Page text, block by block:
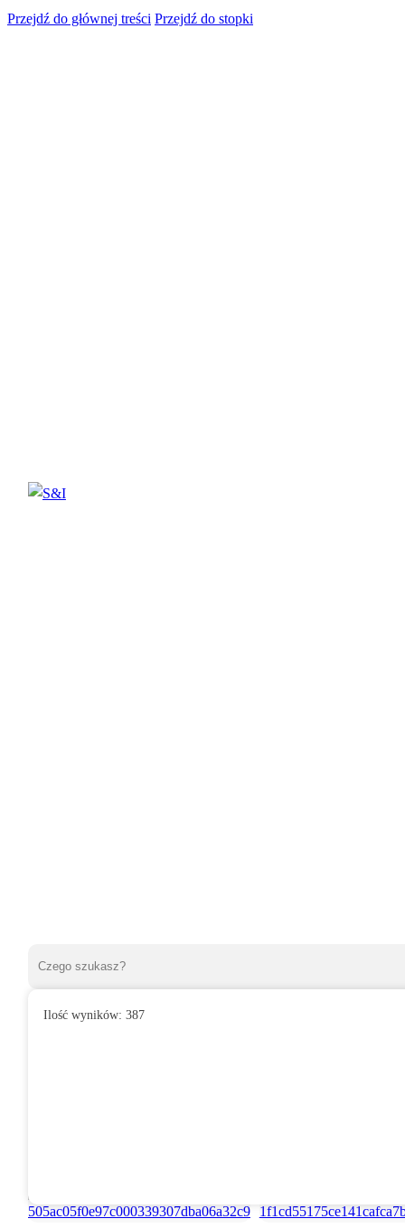
Przejdź do głównej treści Przejdź do stopki
Ilość wyników:387